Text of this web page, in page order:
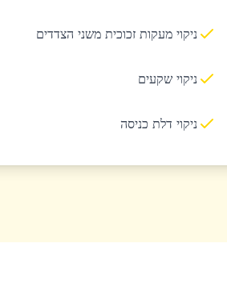
ניקוי מעקות זכוכית משני הצדדים
ניקוי שקעים
ניקוי דלת כניסה